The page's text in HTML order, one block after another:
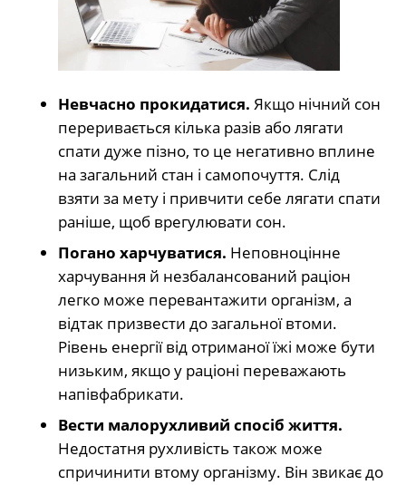
Невчасно прокидатися. Якщо нічний сон
переривається кілька разів або лягати
спати дуже пізно, то це негативно вплине
на загальний стан і самопочуття. Слід
взяти за мету і привчити себе лягати спати
раніше, щоб врегулювати сон.
Погано харчуватися. Неповноцінне
харчування й незбалансований раціон
легко може перевантажити організм, а
відтак призвести до загальної втоми.
Рівень енергії від отриманої їжі може бути
низьким, якщо у раціоні переважають
напівфабрикати.
Вести малорухливий спосіб життя.
Недостатня рухливість також може
спричинити втому організму. Він звикає до